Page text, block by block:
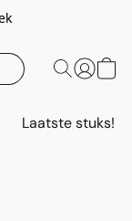
Laatste stuks!